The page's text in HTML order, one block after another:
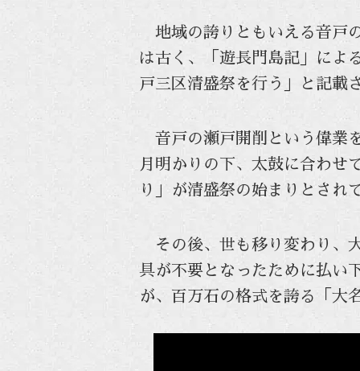
地域の誇りともいえる音戸
は古く、「遊長門島記」によ
戸三区清盛祭を行う」と記載
音戸の瀬戸開削という偉業
月明かりの下、太鼓に合わせ
り」が清盛祭の始まりとされ
その後、世も移り変わり、
具が不要となったために払い
が、百万石の格式を誇る「大